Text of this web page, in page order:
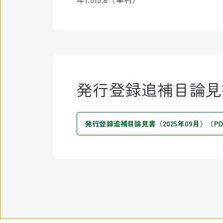
発行登録追補目論
発行登録追補目論見書（2025年09月）（